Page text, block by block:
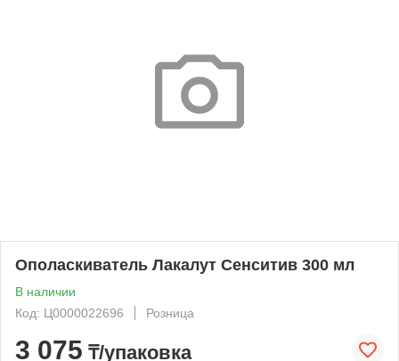
Ополаскиватель Лакалут Сенситив 300 мл
В наличии
Код: Ц0000022696
Розница
3 075 ₸/упаковка